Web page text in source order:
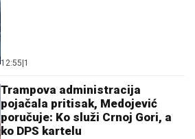
12:55 1
Trampova administracija
pojačala pritisak, Medojević
poručuje: Ko služi Crnoj Gori, a
ko DPS kartelu